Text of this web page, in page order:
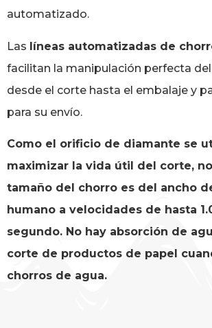
automatizado.
Las líneas automatizadas de
facilitan la manipulación perfecta
desde el corte hasta el embalaje y
para su envío.
Como el orificio de diamante se
maximizar la vida útil del corte,
tamaño del chorro es del ancho
humano a velocidades de hasta
segundo. No hay absorción de
corte de productos de papel
chorros de agua.